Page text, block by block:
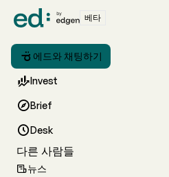
베타
 에드와 채팅하기
Invest
Brief
Desk
다른 사람들
뉴스